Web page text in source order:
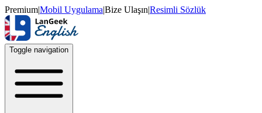
Premium|Mobil Uygulama|Bize Ulaşın|Resimli Sözlük
Toggle navigation